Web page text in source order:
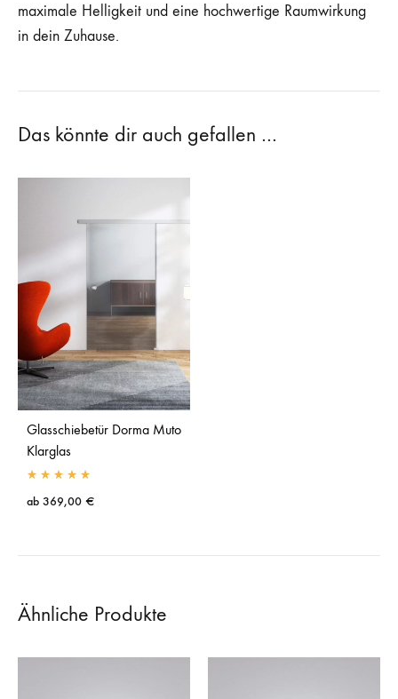
maximale Helligkeit und eine hochwertige Raumwirkung
in dein Zuhause.
Das könnte dir auch gefallen …
Glasschiebetür Dorma Muto
Klarglas
ab 369,00 €
Ähnliche Produkte